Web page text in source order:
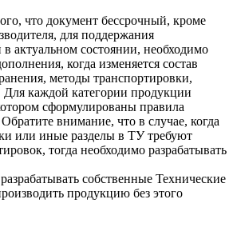
что документ бессрочный, кроме
для поддержания
актуальном состоянии, необходимо
когда изменяется состав
методы транспортировки,
Для каждой категории продукции
сформулированы правила
внимание, что в случае, когда
или иные разделы в ТУ требуют
тогда необходимо разрабатывать
собственные Технические
продукцию без этого